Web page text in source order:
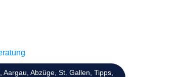
Aargau Abzüge, St. Gallen Tipps,